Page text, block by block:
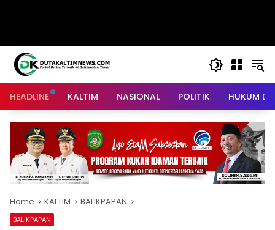
HEADLINE KALTIM NASIONAL POLITIK HUKUM
Home KALTIM BALIKPAPAN
BALIKPAPAN